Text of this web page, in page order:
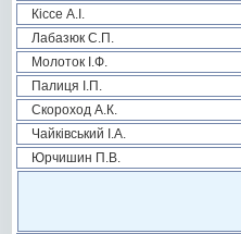
Кіссе А.І.
Лабазюк С.П.
Молоток І.Ф.
Палиця І.П.
Скороход А.К.
Чайківський І.А.
Юрчишин П.В.